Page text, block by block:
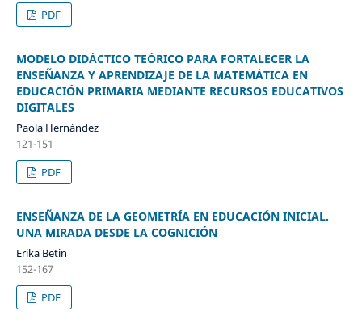
PDF
MODELO DIDÁCTICO TEÓRICO PARA FORTALECER LA
ENSEÑANZA Y APRENDIZAJE DE LA MATEMÁTICA EN
EDUCACIÓN PRIMARIA MEDIANTE RECURSOS EDUCATIVOS
DIGITALES
Paola Hernández
121-151
PDF
ENSEÑANZA DE LA GEOMETRÍA EN EDUCACIÓN INICIAL.
UNA MIRADA DESDE LA COGNICIÓN
Erika Betin
152-167
PDF